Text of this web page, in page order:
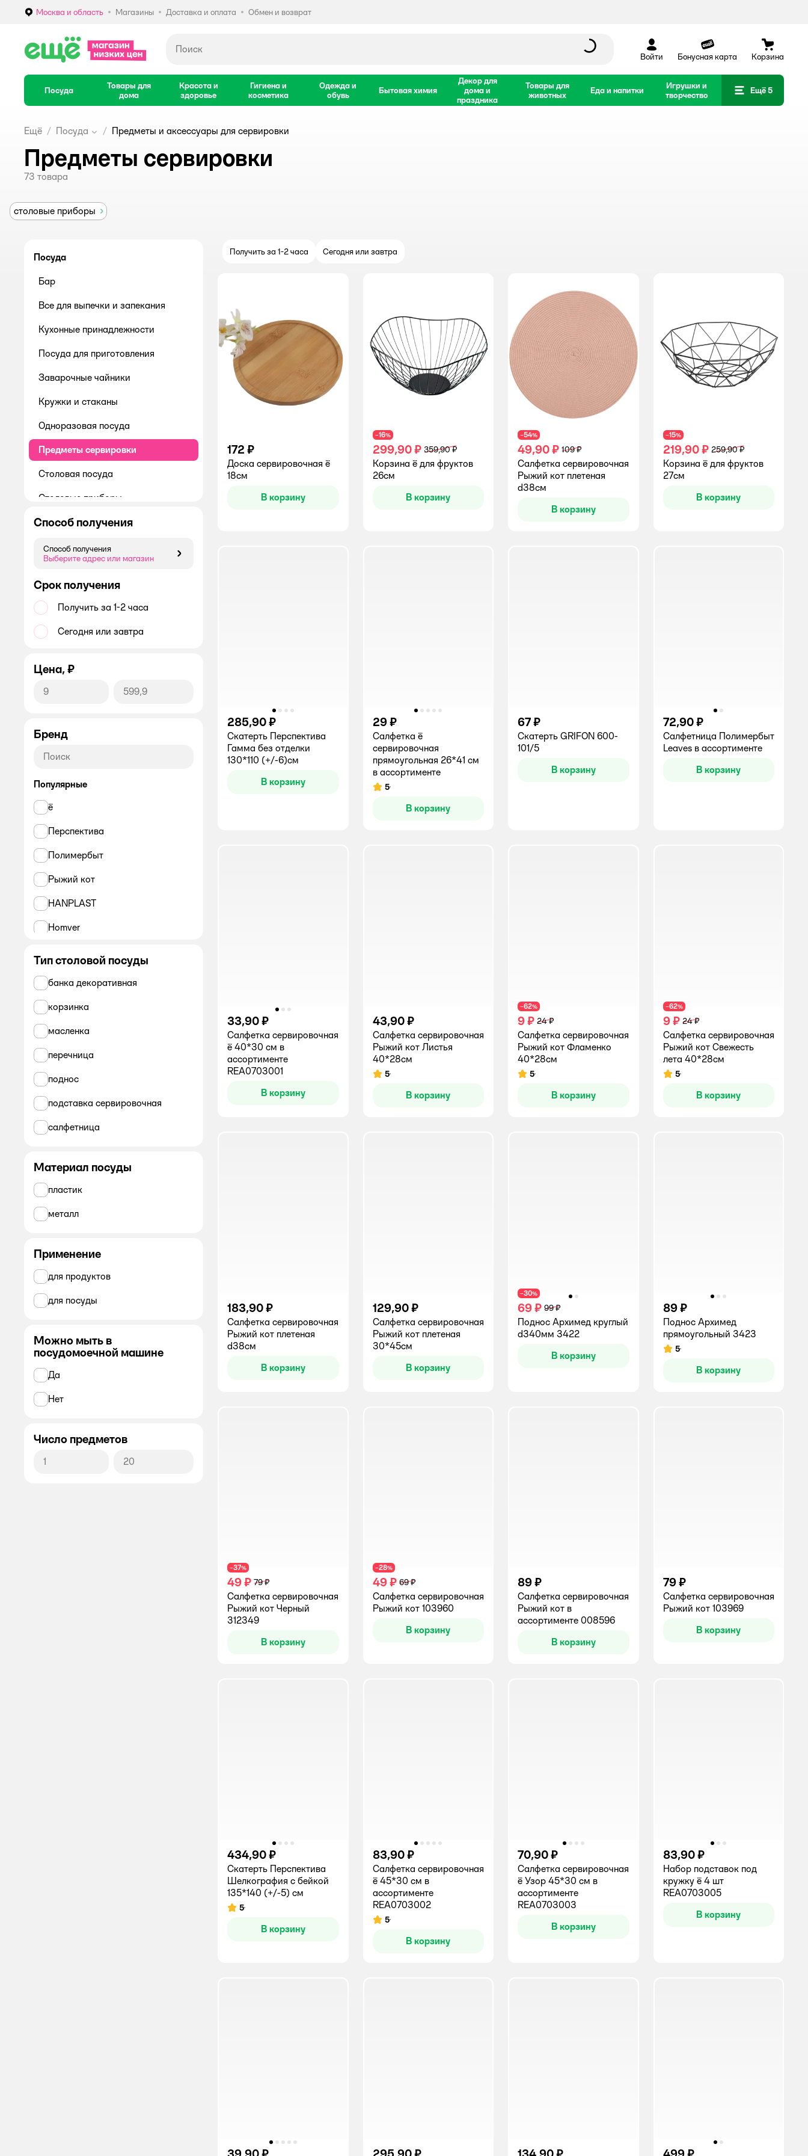
Выбор адреса доставки.
Москва и область Магазины Доставка и оплата Обмен и возврат
Войти Бонусная карта Корзина
Посуда
Товары для
дома
Красота и
здоровье
Гигиена и
косметика
Одежда и
обувь
Бытовая химия
Декор для
дома и
праздника
Товары для
животных
Еда и напитки
Игрушки и
творчество
Ещё 5
Ещё Посуда Предметы и аксессуары для сервировки
Предметы сервировки
73 товара
столовые приборы
Получить за 1-2 часа Сегодня или завтра
172 ₽
Доска сервировочная ё
18см
В корзину
−16%
299,90 ₽ 359,90 ₽
Корзина ё для фруктов
26см
В корзину
−54%
49,90 ₽ 109 ₽
Салфетка сервировочная
Рыжий кот плетеная
d38см
В корзину
−15%
219,90 ₽ 259,90 ₽
Корзина ё для фруктов
27см
В корзину
285,90 ₽
Скатерть Перспектива
Гамма без отделки
130*110 (+/-6)см
В корзину
29 ₽
Салфетка ё
сервировочная
прямоугольная 26*41 см
в ассортименте
Рейтинг:
5
В корзину
67 ₽
Скатерть GRIFON 600-
101/5
В корзину
72,90 ₽
Салфетница Полимербыт
Leaves в ассортименте
В корзину
33,90 ₽
Салфетка сервировочная
ё 40*30 см в
ассортименте
REA0703001
В корзину
43,90 ₽
Салфетка сервировочная
Рыжий кот Листья
40*28см
Рейтинг:
5
В корзину
−62%
9 ₽ 24 ₽
Салфетка сервировочная
Рыжий кот Фламенко
40*28см
Рейтинг:
5
В корзину
−62%
9 ₽ 24 ₽
Салфетка сервировочная
Рыжий кот Свежесть
лета 40*28см
Рейтинг:
5
В корзину
183,90 ₽
Салфетка сервировочная
Рыжий кот плетеная
d38см
В корзину
129,90 ₽
Салфетка сервировочная
Рыжий кот плетеная
30*45см
В корзину
−30%
69 ₽ 99 ₽
Поднос Архимед круглый
d340мм 3422
В корзину
89 ₽
Поднос Архимед
прямоугольный 3423
Рейтинг:
5
В корзину
−37%
49 ₽ 79 ₽
Салфетка сервировочная
Рыжий кот Черный
312349
В корзину
−28%
49 ₽ 69 ₽
Салфетка сервировочная
Рыжий кот 103960
В корзину
89 ₽
Салфетка сервировочная
Рыжий кот в
ассортименте 008596
В корзину
79 ₽
Салфетка сервировочная
Рыжий кот 103969
В корзину
434,90 ₽
Скатерть Перспектива
Шелкография с бейкой
135*140 (+/-5) см
Рейтинг:
5
В корзину
83,90 ₽
Салфетка сервировочная
ё 45*30 см в
ассортименте
REA0703002
Рейтинг:
5
В корзину
70,90 ₽
Салфетка сервировочная
ё Узор 45*30 см в
ассортименте
REA0703003
В корзину
83,90 ₽
Набор подставок под
кружку ё 4 шт
REA0703005
В корзину
Посуда
Бар
Все для выпечки и запекания
Кухонные принадлежности
Посуда для приготовления
Заварочные чайники
Кружки и стаканы
Одноразовая посуда
Предметы сервировки
Столовая посуда
Столовые приборы
Хранение продуктов
Фильтры для воды
Способ получения
Способ получения
Выберите адрес или магазин
Способ получения
Срок получения
Получить за 1-2 часа
Сегодня или завтра
Цена, ₽
Бренд
Популярные
ё
Перспектива
Полимербыт
Рыжий кот
HANPLAST
Homver
Все
Homver
ND PLAY
Remiling
Sugar and Spice
Перспектива
Полимербыт
Тип столовой посуды
банка декоративная
корзинка
масленка
перечница
поднос
подставка сервировочная
салфетница
Материал посуды
пластик
металл
Применение
для продуктов
для посуды
Можно мыть в
посудомоечной машине
Да
Нет
Число предметов